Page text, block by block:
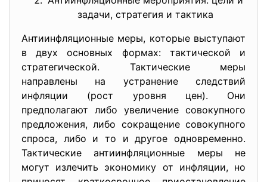
задачи, стратегия и тактика
Антиинфляционные меры, которые выступают
в двух основных формах: тактической и
стратегической. Тактические меры
направлены на устранение следствий
инфляции (рост уровня цен). Они
предполагают либо увеличение совокупного
предложения, либо сокращение совокупного
спроса, либо и то и другое одновременно.
Тактические антиинфляционные меры не
могут излечить экономику от инфляции, но